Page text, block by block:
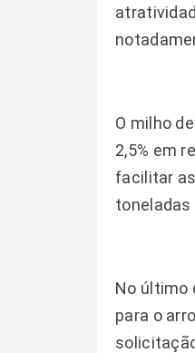
O milho
2,5% em
facilitar
toneladas
No último
para o